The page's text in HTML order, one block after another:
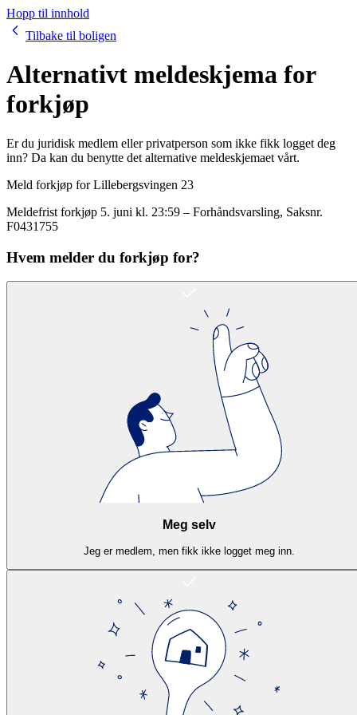
Hopp til innhold
Tilbake til boligen
Alternativt meldeskjema for
forkjøp
Er du juridisk medlem eller privatperson som ikke fikk logget deg
inn? Da kan du benytte det alternative meldeskjemaet vårt.
Meld forkjøp forLillebergsvingen 23
Meldefrist forkjøp 5. juni kl. 23:59 – Forhåndsvarsling, Saksnr.
F0431755
Hvem melder du forkjøp for?
Meg selv
Jeg er medlem, men fikk ikke logget meg inn.